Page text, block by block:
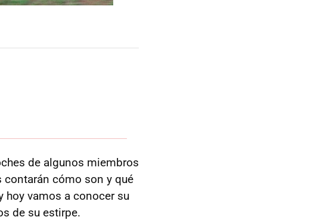
de algunos miembros
cómo son y qué
hoy vamos a conocer su
de su estirpe.